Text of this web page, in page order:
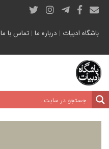
باشگاه ادبیات | درباره ما | تماس با ما